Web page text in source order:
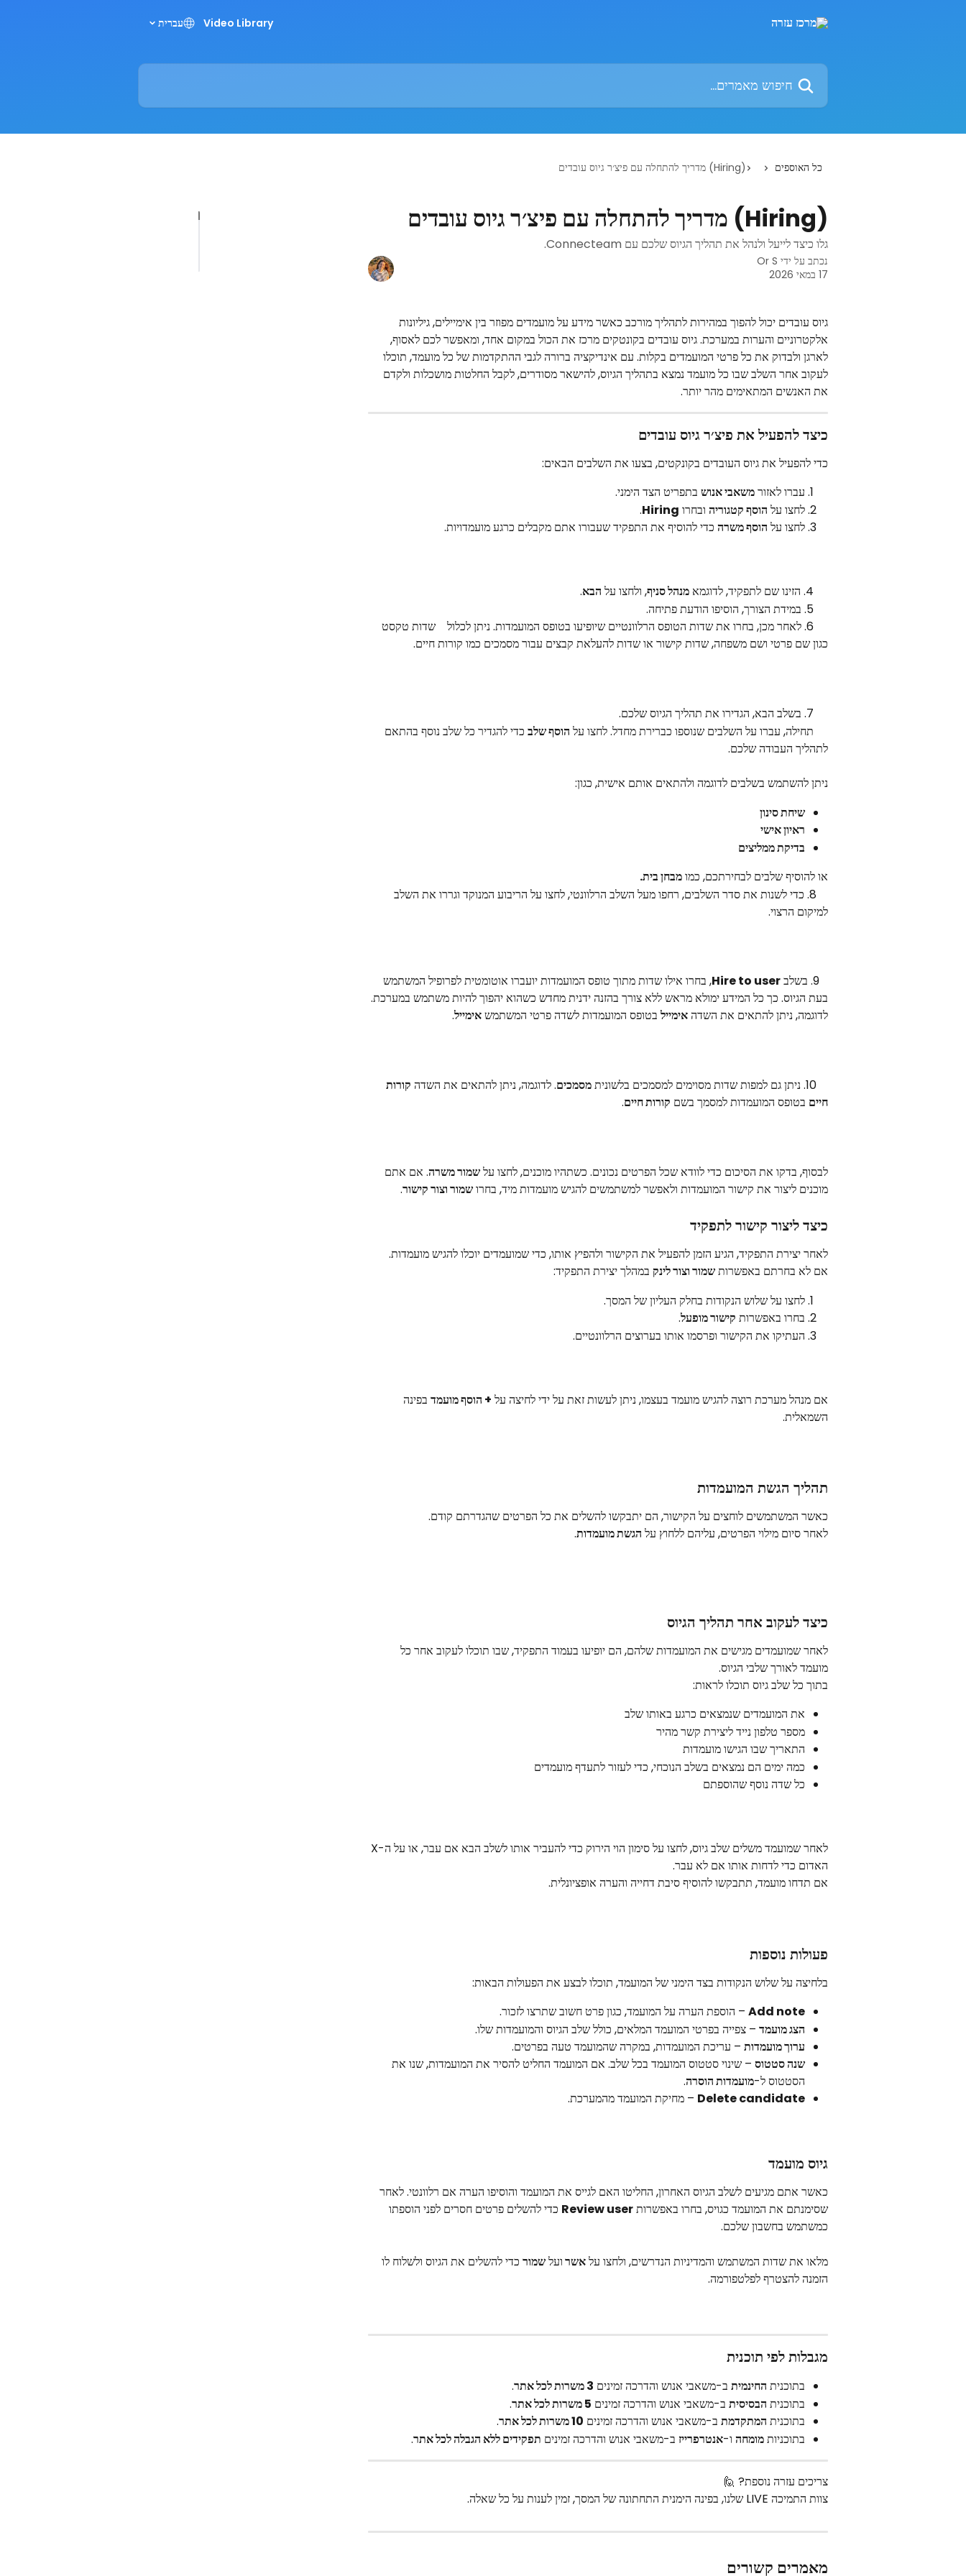
Video Library עברית
חיפוש מאמרים...
כל האוספים (Hiring) מדריך להתחלה עם פיצ׳ר גיוס עובדים
(Hiring) מדריך להתחלה עם פיצ׳ר גיוס עובדים
גלו כיצד לייעל ולנהל את תהליך הגיוס שלכם עם Connecteam.
נכתב על ידי Or S
17 במאי 2026
גיוס עובדים יכול להפוך במהירות לתהליך מורכב כאשר מידע על מועמדים מפוזר בין אימיילים, גיליונות
אלקטרוניים והערות במערכת. גיוס עובדים בקונטקים מרכז את הכול במקום אחד, ומאפשר לכם לאסוף,
לארגן ולבדוק את כל פרטי המועמדים בקלות. עם אינדיקציה ברורה לגבי ההתקדמות של כל מועמד, תוכלו
לעקוב אחר השלב שבו כל מועמד נמצא בתהליך הגיוס, להישאר מסודרים, לקבל החלטות מושכלות ולקדם
את האנשים המתאימים מהר יותר.
כיצד להפעיל את פיצ׳ר גיוס עובדים
כדי להפעיל את גיוס העובדים בקונקטים, בצעו את השלבים הבאים:
עברו לאזור משאבי אנוש בתפריט הצד הימני.
לחצו על הוסף קטגוריה ובחרו Hiring
.
לחצו על הוסף משרה כדי להוסיף את התפקיד שעבורו אתם מקבלים כרגע מועמדויות.
מנהל סניף, ולחצו על הבא.
     6. לאחר מכן, בחרו את שדות הטופס הרלוונטיים שיופיעו בטופס המועמדות. ניתן לכלול    שדות טקסט
כגון שם פרטי ושם משפחה, שדות קישור או שדות להעלאת קבצים עבור מסמכים כמו קורות חיים.
הוסף שלב כדי להגדיר כל שלב נוסף בהתאם
לתהליך העבודה שלכם.
ניתן להשתמש בשלבים לדוגמה ולהתאים אותם אישית, כגון:
שיחת סינון
ראיון אישי
בדיקת ממליצים
או להוסיף שלבים לבחירתכם, כמו מבחן בית.
    8. כדי לשנות את סדר השלבים, רחפו מעל השלב הרלוונטי, לחצו על הריבוע המנוקד וגררו את השלב
למיקום הרצוי.
Hire to user, בחרו אילו שדות מתוך טופס המועמדות יועברו אוטומטית לפרופיל המשתמש
בעת הגיוס. כך כל המידע ימולא מראש ללא צורך בהזנה ידנית מחדש כשהוא יהפוך להיות משתמש במערכת.
לדוגמה, ניתן להתאים את השדה אימייל בטופס המועמדות לשדה פרטי המשתמש אימייל.
מסמכים. לדוגמה, ניתן להתאים את השדה קורות
חיים בטופס המועמדות למסמך בשם קורות חיים.
לבסוף, בדקו את הסיכום כדי לוודא שכל הפרטים נכונים. כשתהיו מוכנים, לחצו על שמור משרה. אם אתם
מוכנים ליצור את קישור המועמדות ולאפשר למשתמשים להגיש מועמדות מיד, בחרו שמור וצור קישור.
כיצד ליצור קישור לתפקיד
לאחר יצירת התפקיד, הגיע הזמן להפעיל את הקישור ולהפיץ אותו, כדי שמועמדים יוכלו להגיש מועמדות.
אם לא בחרתם באפשרות שמור וצור לינק במהלך יצירת התפקיד:
לחצו על שלוש הנקודות בחלק העליון של המסך.
בחרו באפשרות קישור מופעל.
העתיקו את הקישור ופרסמו אותו בערוצים הרלוונטיים.
אם מנהל מערכת רוצה להגיש מועמד בעצמו, ניתן לעשות זאת על ידי לחיצה על + הוסף מועמד בפינה
השמאלית.
תהליך הגשת המועמדות
כאשר המשתמשים לוחצים על הקישור, הם יתבקשו להשלים את כל הפרטים שהגדרתם קודם.
לאחר סיום מילוי הפרטים, עליהם ללחוץ על הגשת מועמדות.
כיצד לעקוב אחר תהליך הגיוס
לאחר שמועמדים מגישים את המועמדות שלהם, הם יופיעו בעמוד התפקיד, שבו תוכלו לעקוב אחר כל
מועמד לאורך שלבי הגיוס.
בתוך כל שלב גיוס תוכלו לראות:
את המועמדים שנמצאים כרגע באותו שלב
מספר טלפון נייד ליצירת קשר מהיר
התאריך שבו הגישו מועמדות
כמה ימים הם נמצאים בשלב הנוכחי, כדי לעזור לתעדף מועמדים
כל שדה נוסף שהוספתם
האדום כדי לדחות אותו אם לא עבר.
אם תדחו מועמד, תתבקשו להוסיף סיבת דחייה והערה אופציונלית.
פעולות נוספות
בלחיצה על שלוש הנקודות בצד הימני של המועמד, תוכלו לבצע את הפעולות הבאות:
Add note – הוספת הערה על המועמד, כגון פרט חשוב שתרצו לזכור.
הצג מועמד – צפייה בפרטי המועמד המלאים, כולל שלב הגיוס והמועמדות שלו.
ערוך מועמדות – עריכת המועמדות, במקרה שהמועמד טעה בפרטים.
שנה סטטוס – שינוי סטטוס המועמד בכל שלב. אם המועמד החליט להסיר את המועמדות, שנו את
הסטטוס ל-מועמדות הוסרה.
Delete candidate – מחיקת המועמד מהמערכת.
גיוס מועמד
כאשר אתם מגיעים לשלב הגיוס האחרון, החליטו האם לגייס את המועמד והוסיפו הערה אם רלוונטי. לאחר
שסימנתם את המועמד כגויס, בחרו באפשרות Review user כדי להשלים פרטים חסרים לפני הוספתו
כמשתמש בחשבון שלכם.
מלאו את שדות המשתמש והמדיניות הנדרשים, ולחצו על אשר ועל שמור כדי להשלים את הגיוס ולשלוח לו
הזמנה להצטרף לפלטפורמה.
מגבלות לפי תוכנית
בתוכנית החינמית ב-משאבי אנוש והדרכה זמינים 3 משרות לכל אתר
.
בתוכנית הבסיסית ב-משאבי אנוש והדרכה זמינים 5 משרות לכל אתר
.
בתוכנית המתקדמת ב-משאבי אנוש והדרכה זמינים 10 משרות לכל אתר
.
בתוכניות מומחה ו-אנטרפרייז ב-משאבי אנוש והדרכה זמינים תפקידים ללא הגבלה לכל אתר.
צריכים עזרה נוספת? 🙋
צוות התמיכה LIVE שלנו, בפינה הימנית התחתונה של המסך, זמין לענות על כל שאלה.
מאמרים קשורים